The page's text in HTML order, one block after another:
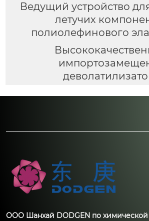
Ведущий устройство
летучих
полиолефинового
ООО Шанхай DODGEN по химической